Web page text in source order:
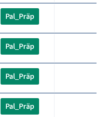
Pal_Präp
Pal_Präp
Pal_Präp
Pal_Präp